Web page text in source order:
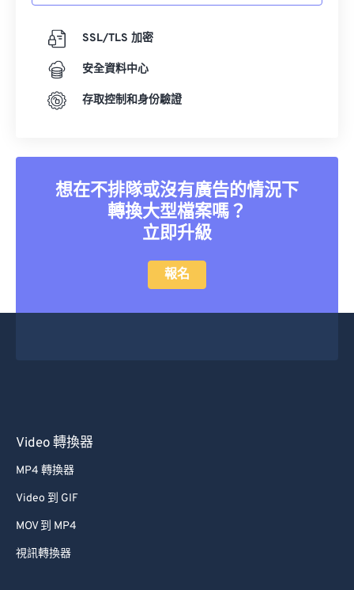
SSL/TLS 加密
安全資料中心
存取控制和身份驗證
想在不排隊或沒有廣告的情況下
轉換大型檔案嗎？
立即升級
報名
Video 轉換器
MP4 轉換器
Video 到 GIF
MOV 到 MP4
視訊轉換器